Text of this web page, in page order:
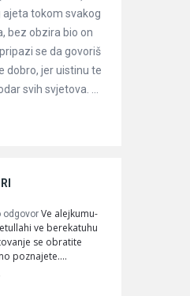
ajeta tokom svakog
bez obzira bio on
se da govoriš
dobro, jer uistinu te
svih svjetova. ...
odgovor Ve alejkumu-
ve berekatuhu
se obratite
poznajete.…